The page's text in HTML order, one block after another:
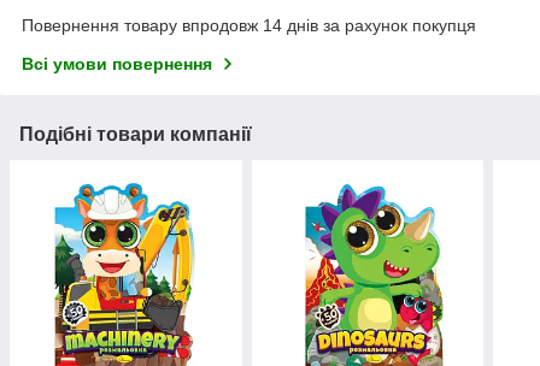
Повернення товару впродовж 14 днів за рахунок покупця
Всі умови повернення
Подібні товари компанії